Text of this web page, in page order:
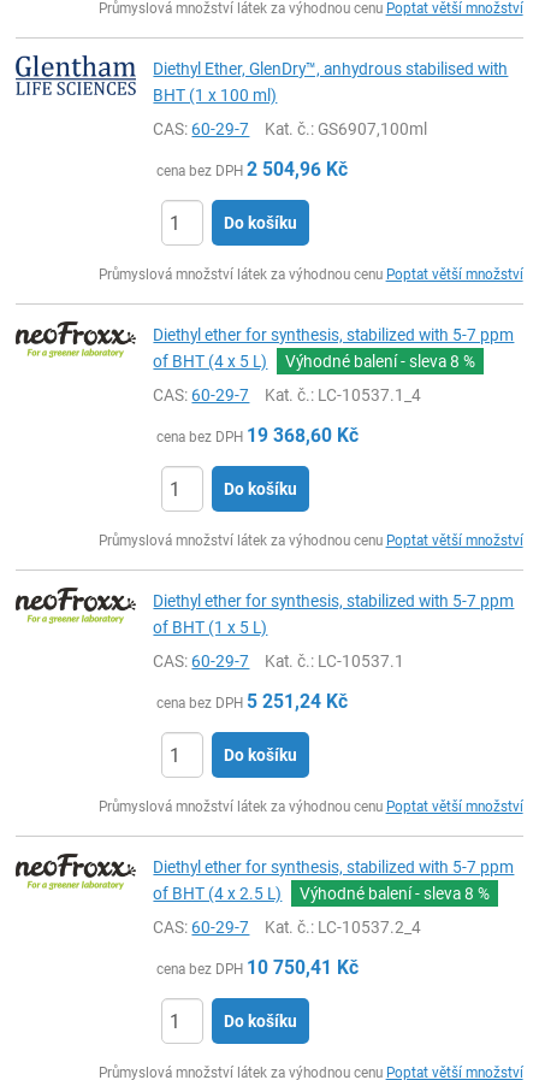
Průmyslová množství látek za výhodnou cenu Poptat větší množství
Diethyl Ether, GlenDry™, anhydrous stabilised with
BHT (1 x 100 ml)
CAS:60-29-7 Kat. č.: GS6907,100ml
cena bez DPH 2 504,96 Kč
Do košíku
Průmyslová množství látek za výhodnou cenu Poptat větší množství
Diethyl ether for synthesis, stabilized with 5-7 ppm
of BHT (4 x 5 L)
Výhodné balení - sleva8 %
CAS:60-29-7 Kat. č.: LC-10537.1_4
cena bez DPH 19 368,60 Kč
Do košíku
Průmyslová množství látek za výhodnou cenu Poptat větší množství
Diethyl ether for synthesis, stabilized with 5-7 ppm
of BHT (1 x 5 L)
CAS:60-29-7 Kat. č.: LC-10537.1
cena bez DPH 5 251,24 Kč
Do košíku
Průmyslová množství látek za výhodnou cenu Poptat větší množství
Diethyl ether for synthesis, stabilized with 5-7 ppm
of BHT (4 x 2.5 L)
Výhodné balení - sleva8 %
CAS:60-29-7 Kat. č.: LC-10537.2_4
cena bez DPH 10 750,41 Kč
Do košíku
Průmyslová množství látek za výhodnou cenu Poptat větší množství